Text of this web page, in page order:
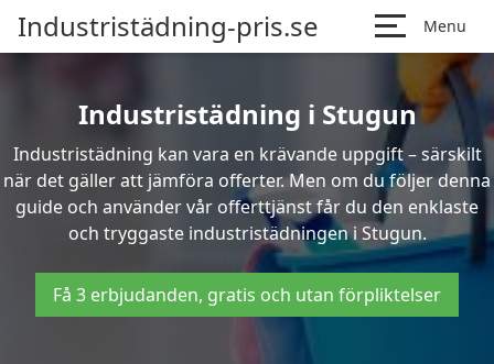
Industristädning-pris.se Menu
Industristädning i Stugun
Industristädning kan vara en krävande uppgift – särskilt
när det gäller att jämföra offerter. Men om du följer denna
guide och använder vår offerttjänst får du den enklaste
och tryggaste industristädningen i Stugun.
Få 3 erbjudanden, gratis och utan förpliktelser